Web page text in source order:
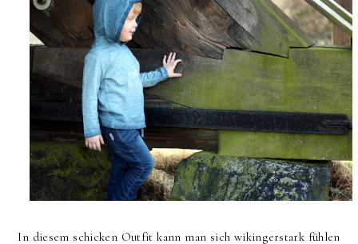
In diesem schicken Outfit kann man sich wikingerstark fühlen